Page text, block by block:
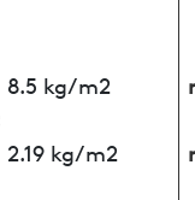
8.5 kg/m2
2.19 kg/m2